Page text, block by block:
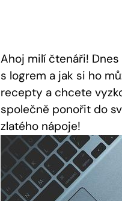
Ahoj milí čtenáři!
s logrem a jak si ho
recepty a chcete
společně ponořit do
zlatého nápoje!